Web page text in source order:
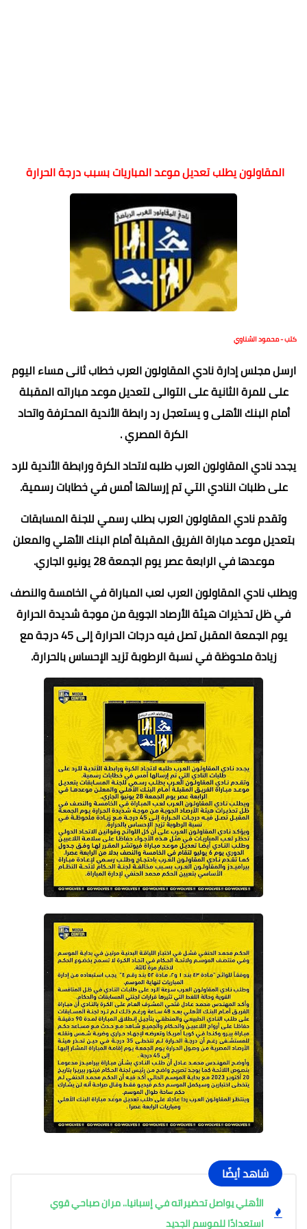
المقاولون يطلب تعديل موعد المباريات بسبب درجة الحرارة
كتب - محمود الشناوي
ارسل مجلس إدارة نادي المقاولون العرب خطاب ثانى مساء اليوم
على للمرة الثانية على التوالى لتعديل موعد مباراته المقبلة
أمام البنك الأهلى و يستعجل رد رابطة الأندية المحترفة واتحاد
الكرة المصري .
يجدد نادي المقاولون العرب طلبه لاتحاد الكرة ورابطة الأندية للرد
على طلبات النادي التي تم إرسالها أمس في خطابات رسمية.
وتقدم نادي المقاولون العرب بطلب رسمي للجنة المسابقات
بتعديل موعد مباراة الفريق المقبلة أمام البنك الأهلي والمعلن
موعدها في الرابعة عصر يوم الجمعة 28 يونيو الجاري.
ويطلب نادي المقاولون العرب لعب المباراة في الخامسة والنصف
في ظل تحذيرات هيئة الأرصاد الجوية من موجة شديدة الحرارة
يوم الجمعة المقبل تصل فيه درجات الحرارة إلى 45 درجة مع
زيادة ملحوظة في نسبة الرطوبة تزيد الإحساس بالحرارة.
شاهد أيضًا
الأهلي يواصل تحضيراته في إسبانيا.. مران صباحي قوي
استعدادًا للموسم الجديد